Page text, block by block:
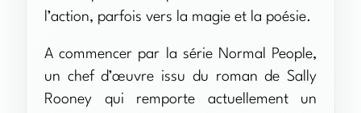
l’action, parfois vers la magie et la poésie.
A commencer par la série Normal People,
un chef d’œuvre issu du roman de Sally
Rooney qui remporte actuellement un